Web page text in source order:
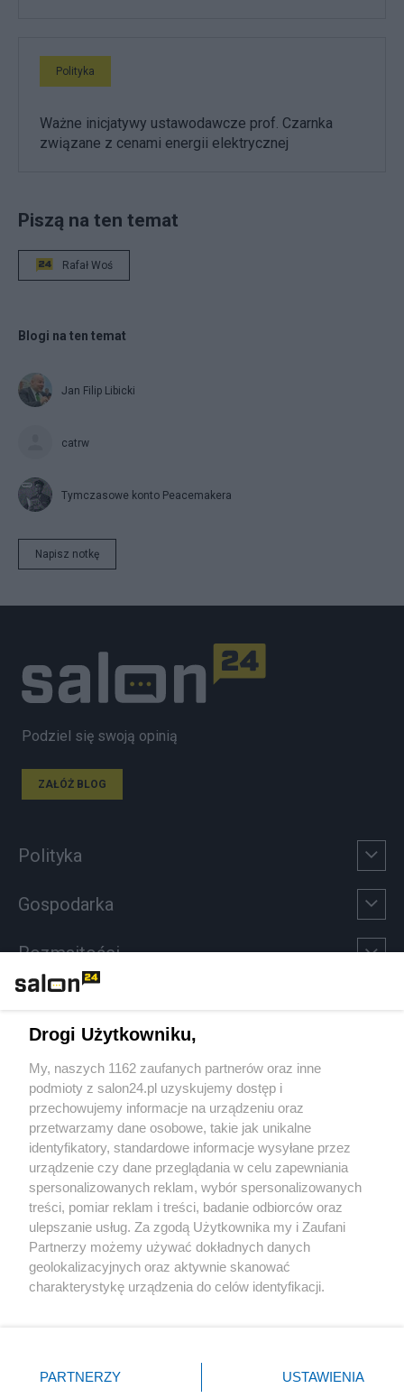
Polityka
Ważne inicjatywy ustawodawcze prof. Czarnka
związane z cenami energii elektrycznej
Piszą na ten temat
Rafał Woś
Blogi na ten temat
Jan Filip Libicki
catrw
Tymczasowe konto Peacemakera
Napisz notkę
Podziel się swoją opinią
ZAŁÓŻ BLOG
Polityka
Gospodarka
Rozmaitości
Sport
Społeczeństwo
Kultura
X Facebook Instagram Youtube
Drogi Użytkowniku,
My, naszych 1162 zaufanych partnerów oraz inne
podmioty z salon24.pl uzyskujemy dostęp i
przechowujemy informacje na urządzeniu oraz
przetwarzamy dane osobowe, takie jak unikalne
identyfikatory, standardowe informacje wysyłane przez
urządzenie czy dane przeglądania w celu zapewniania
spersonalizowanych reklam, wybór spersonalizowanych
treści, pomiar reklam i treści, badanie odbiorców oraz
ulepszanie usług. Za zgodą Użytkownika my i Zaufani
Partnerzy możemy używać dokładnych danych
geolokalizacyjnych oraz aktywnie skanować
charakterystykę urządzenia do celów identyfikacji.
zmienić/wycofać klikając przycisk ustawień prywatności
znajdujący się w lewym dolnym rogu strony
PARTNERZY USTAWIENIA